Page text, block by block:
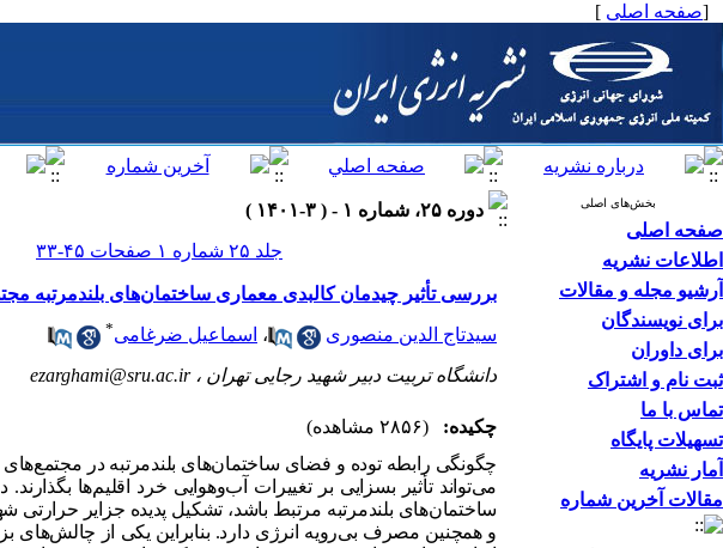
[صفحه اصلی ]
بخش‌های اصلی
صفحه اصلی
اطلاعات نشریه
آرشیو مجله و مقالات
برای نویسندگان
برای داوران
ثبت نام و اشتراک
تماس با ما
تسهیلات پایگاه
آمار نشریه
مقالات آخرین شماره
دوره ۲۵، شماره ۱ - ( ۳-۱۴۰۱ )
جلد ۲۵ شماره ۱ صفحات ۴۵-۳۳
بررسی تأثیر چیدمان کالبدی معماری ساختمان‌های بلندمرتبه
سیدتاج الدین منصوری ، اسماعیل ضرغامی*
دانشگاه تربیت دبیر شهید رجایی تهران ،ezarghami@sru.ac.ir
چکیده:
(۲۸۵۶ مشاهده)
چگونگی رابطه توده و فضای ساختمان‌های بلندمرتبه در
می‌تواند تأثیر بسزایی ‌بر تغییرات آب‌وهوایی خرد اقلیم‌ها
ساختمانهای بلندمرتبه مرتبط باشد، تشکیل پدیده جزایر
و همچنین مصرف بی‌رویه انرژی دارد. بنابراین یکی از